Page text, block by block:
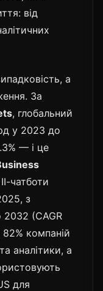
від
а
За
, глобальний
у 2023 до
— і це
чатботи
з
(CAGR
компаній
аналітики, а
для